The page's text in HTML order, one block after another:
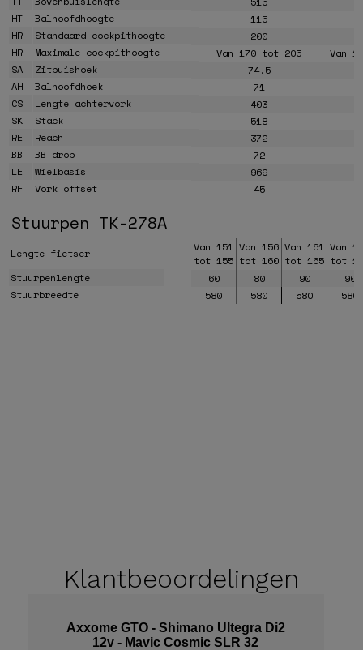
HT
Balhoofdhoogte
115
HR
Standaard cockpithoogte
200
HR
Maximale cockpithoogte Van 170 tot 205
Van
SA
Zitbuishoek
74.5
AH
Balhoofdhoek 71
CS
Lengte achtervork
403
SK
Stack
518
RE
Reach
372
BB
BB drop
72
LE
Wielbasis
969
RF
Vork offset 45
Stuurpen TK-278A
Lengte fietser
Van 151
tot 155
Van 156
tot 160
Van 161
tot 165
Van
tot
Stuurpenlengte
60 80 90
90
Stuurbreedte
580 580 580 580
Klantbeoordelingen
Axxome GTO - Shimano Ultegra Di2
12v - Mavic Cosmic SLR 32